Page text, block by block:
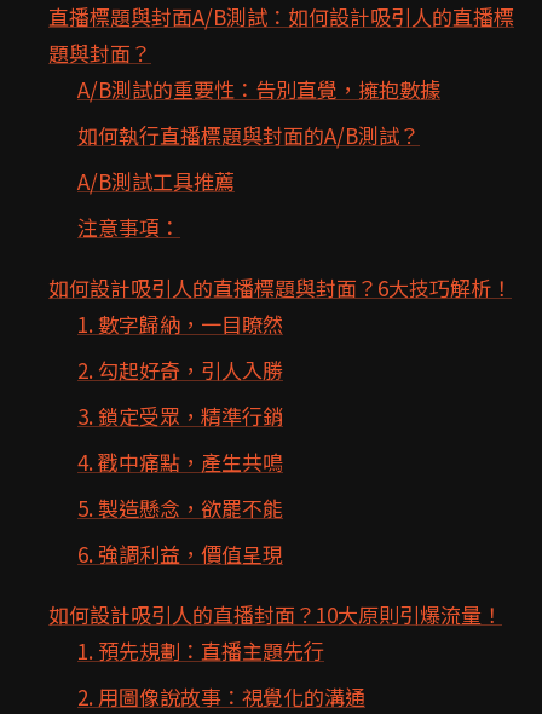
直播標題與封面A/B測試：如何設計吸引人的直播標
題與封面？
A/B測試的重要性：告別直覺，擁抱數據
如何執行直播標題與封面的A/B測試？
A/B測試工具推薦
注意事項：
如何設計吸引人的直播標題與封面？6大技巧解析！
1. 數字歸納，一目瞭然
2. 勾起好奇，引人入勝
3. 鎖定受眾，精準行銷
4. 戳中痛點，產生共鳴
5. 製造懸念，欲罷不能
6. 強調利益，價值呈現
如何設計吸引人的直播封面？10大原則引爆流量！
1. 預先規劃：直播主題先行
2. 用圖像說故事：視覺化的溝通